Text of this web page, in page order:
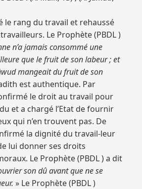
le rang du travail et rehaussé
Le Prophète (PBDL )
n’a jamais consommé une
que le fruit de son labeur ; et
mangeait du fruit de son
est authentique. Par
le droit au travail pour
et a chargé l’Etat de fournir
qui n’en trouvent pas. De
la dignité du travail-leur
lui donner ses droits
Le Prophète (PBDL ) a dit
son dû avant que ne se
» Le Prophète (PBDL )